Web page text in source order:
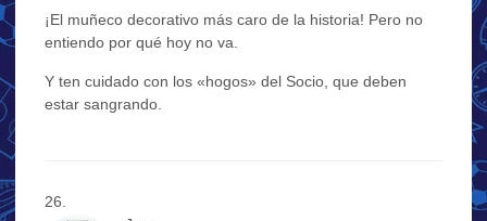
¡El muñeco decorativo más caro de la historia! Pero no
entiendo por qué hoy no va.
Y ten cuidado con los «hogos» del Socio, que deben
estar sangrando.